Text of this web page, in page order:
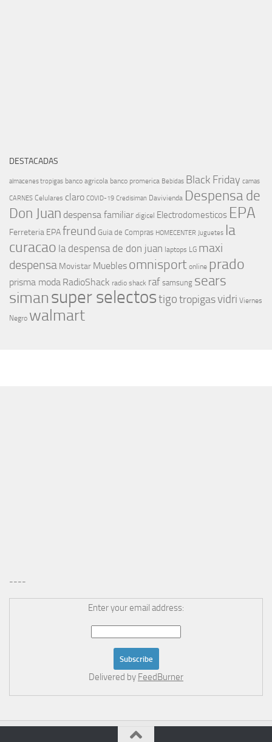
DESTACADAS
almacenes tropigas banco agricola banco promerica Bebidas Black Friday camas
CARNES Celulares claro COVID-19 Credisiman Davivienda Despensa de
Don Juan despensa familiar digicel Electrodomesticos EPA
Ferreteria EPAfreund Guia de Compras HOMECENTER Juguetes la
curacao la despensa de don juan laptops LG maxi
despensa Movistar Muebles omnisport online prado
prisma moda RadioShack radio shack raf samsung sears
simansuper selectostigotropigasvidri Viernes
Negro walmart
----
Enter your email address:
Delivered by FeedBurner